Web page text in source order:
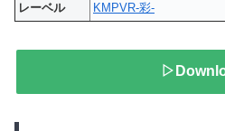
レーベル
KMPVR-彩-